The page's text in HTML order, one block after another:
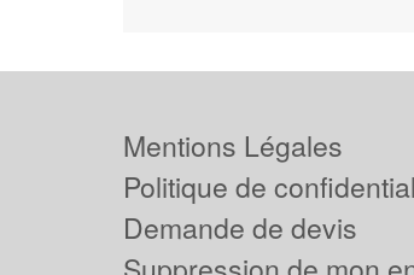
Mentions Légales
Politique de
Demande de devis